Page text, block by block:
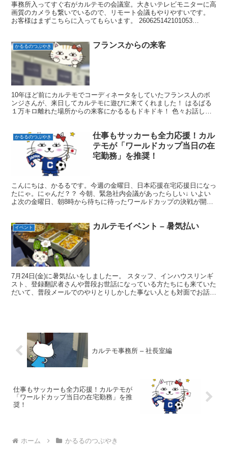
事務所入ってすぐ右がカルテモの会議室。大きいテレビモニターに高
画質のカメラも繋いでいるので、リモート会議もやりやすいです。
お客様はまずこちらに入ってもらいます。 260625142101053
かるるのつぶやき フランスからの来客
10年ほど前にカルテモでコーディネータをしていたフランス人のボ
ンジさんが、来日してカルテモに遊びに来てくれました！ はるばる
１万キロ離れた場所からの来客にかるるもドキドキ！ 色々お話しを
かるるのつぶやき
仕事もサッカーも全力応援！カル
テモが「ワールドカップ当日の在
宅勤務」を推奨！
こんにちは、かるるです。今週の金曜日、日本応援在宅応援日になっ
たにゃ。にゃんだ？？ 今朝、緊急社内会議があったらしい↓ いよい
よ次の金曜日、朝8時から待ちに待ったワールドカップの決戦が開催
イベント カルテモイベント – 暑気払い
7月24日(金)に暑気払いをしましたー。 スタッフ、インハウスリンギ
スト、登録翻訳者さんや普段お世話になっている方たちにも来ていた
だいて、普段メールでのやりとりしかした事ない人とも対面でお話し
カルテモ事務所 – 社長室編
仕事もサッカーも全力応援！カルテモが
「ワールドカップ当日の在宅勤務」を推
奨！
ホーム かるるのつぶやき